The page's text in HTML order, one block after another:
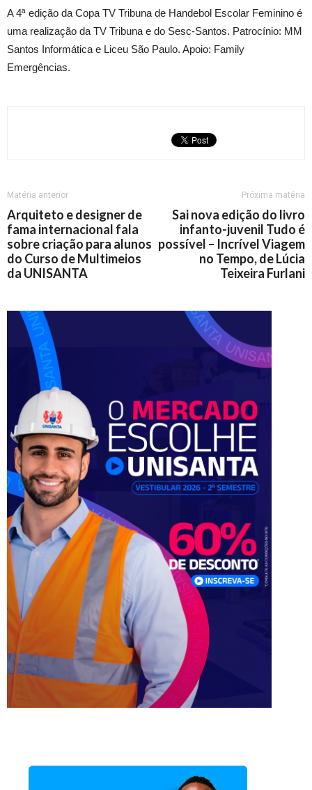
A 4ª edição da Copa TV Tribuna de Handebol Escolar Feminino é
uma realização da TV Tribuna e do Sesc-Santos. Patrocínio: MM
Santos Informática e Liceu São Paulo. Apoio: Family
Emergências.
Matéria anterior
Arquiteto e designer de
fama internacional fala
sobre criação para alunos
do Curso de Multimeios
da UNISANTA
Próxima matéria
Sai nova edição do livro
infanto-juvenil Tudo é
possível – Incrível Viagem
no Tempo, de Lúcia
Teixeira Furlani